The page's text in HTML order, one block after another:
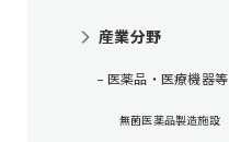
産業分野
医薬品・医療機器等
無菌医薬品製造施設